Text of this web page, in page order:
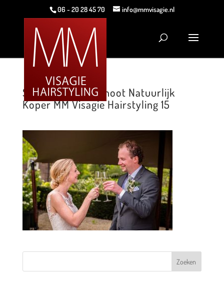
06 - 20 28 45 70 info@mmvisagie.nl
Styled Wedding Shoot Natuurlijk
Koper MM Visagie Hairstyling 15